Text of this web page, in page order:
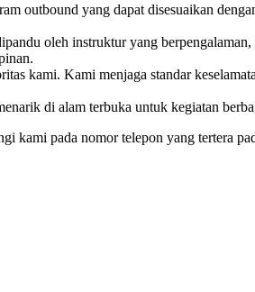
outbound yang dapat disesuaikan
oleh instruktur yang
kami. Kami menjaga standar
di alam terbuka untuk kegiatan
kami pada nomor telepon yang tertera